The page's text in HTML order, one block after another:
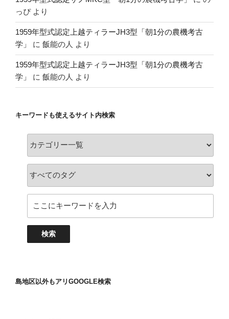
っぴより
1959年型式認定上越ティラーJH3型「朝1分の農機考古
学」
に 飯能の人 より
1959年型式認定上越ティラーJH3型「朝1分の農機考古
学」
に 飯能の人 より
キーワードも使えるサイト内検索
島地区以外もアリGOOGLE検索